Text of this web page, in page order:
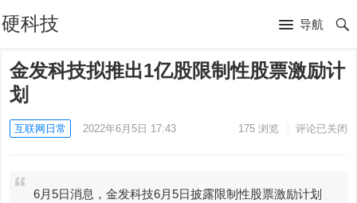
硬科技 导航
金发科技拟推出1亿股限制性股票激励计
划
互联网日常 2022年6月5日 17:43 175浏览 评论已关闭
6月5日消息，金发科技6月5日披露限制性股票激励计划